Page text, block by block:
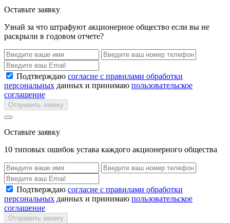
Оставьте заявку
Узнай за что штрафуют акционерное общество если вы не
раскрыли в годовом отчете?
Подтверждаю согласие с правилами обработки
персональных данных и принимаю пользовательское
соглашение
Отправить заявку
Оставьте заявку
10 типовых ошибок устава каждого акционерного общества
Подтверждаю согласие с правилами обработки
персональных данных и принимаю пользовательское
соглашение
Отправить заявку